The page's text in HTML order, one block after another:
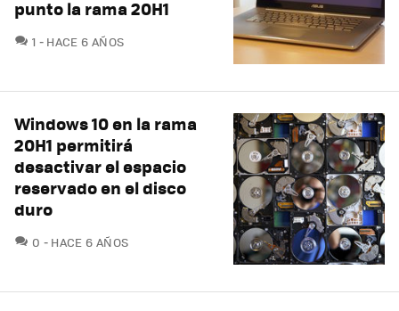
punto la rama 20H1
1 COMENTARIOS
HACE 6 AÑOS
Windows 10 en la rama
20H1 permitirá
desactivar el espacio
reservado en el disco
duro
0 COMENTARIOS
HACE 6 AÑOS